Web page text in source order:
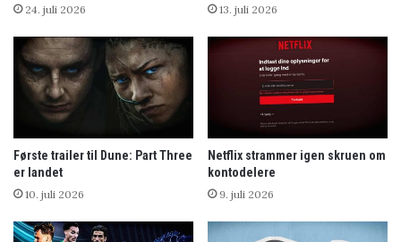
24. juli 2026 13. juli 2026
Første trailer til Dune: Part Three
er landet
10. juli 2026
Netflix strammer igen skruen om
kontodelere
9. juli 2026